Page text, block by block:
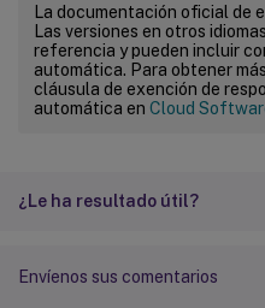
La documentación oficial de
Las versiones en otros
referencia y pueden incluir
automática. Para obtener
cláusula de exención de
automática en Cloud
¿Le ha resultado útil?
Envíenos sus comentarios